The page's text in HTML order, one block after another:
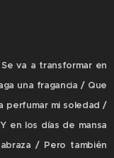
va a transformar en
una fragancia / Que
perfumar mi soledad /
en los días de mansa
/ Pero también